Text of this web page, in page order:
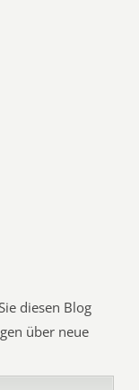
diesen Blog
über neue